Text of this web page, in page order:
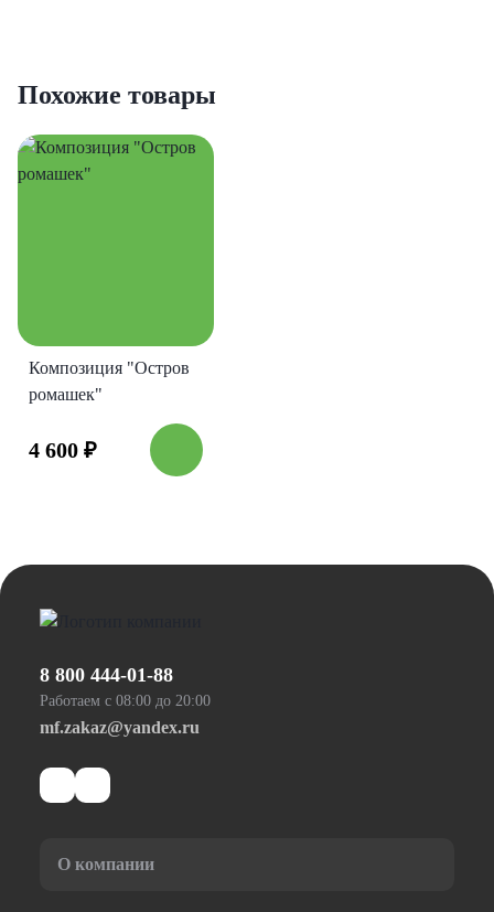
Похожие товары
Композиция "Остров
ромашек"
4 600 ₽
8 800 444-01-88
Работаем с 08:00 до 20:00
mf.zakaz@yandex.ru
О компании